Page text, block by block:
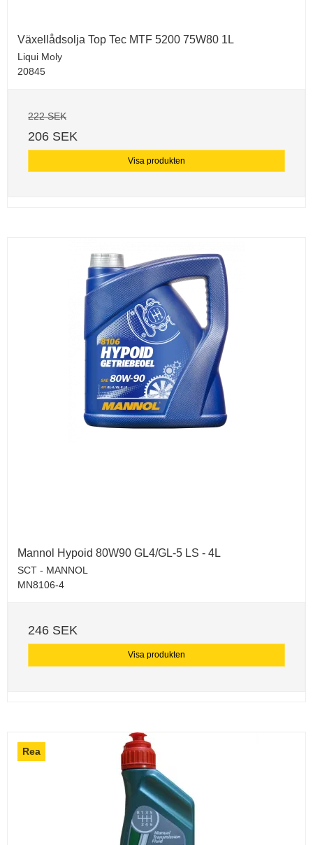
Växellådsolja Top Tec MTF 5200 75W80 1L
Liqui Moly
20845
222 SEK
206 SEK
Visa produkten
Mannol Hypoid 80W90 GL4/GL-5 LS - 4L
SCT - MANNOL
MN8106-4
246 SEK
Visa produkten
Rea